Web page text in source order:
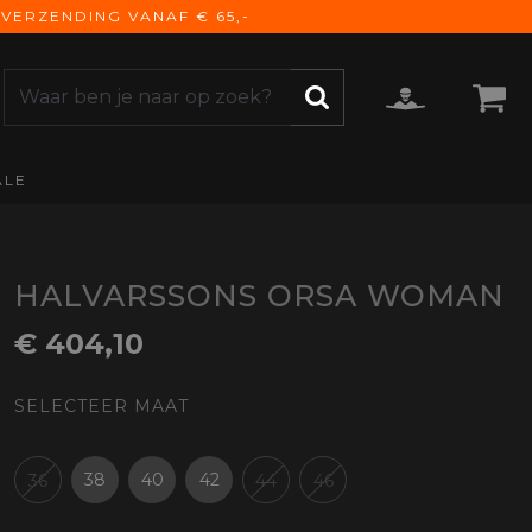
VANAF € 65,-
HALVARSSONS ORSA WOMAN
€ 404,10
SELECTEER MAAT
36 38 40 42 44 46